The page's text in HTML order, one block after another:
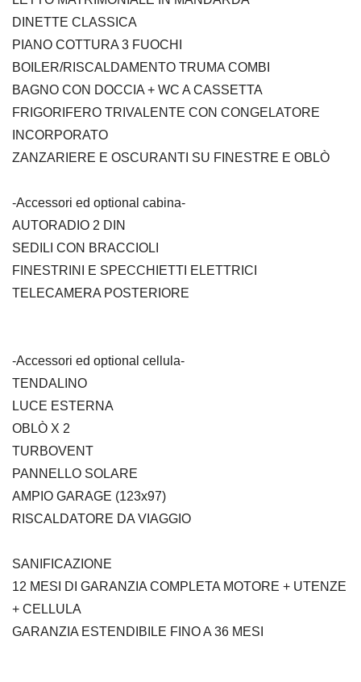
DINETTE CLASSICA
PIANO COTTURA 3 FUOCHI
BOILER/RISCALDAMENTO TRUMA COMBI
BAGNO CON DOCCIA + WC A CASSETTA
FRIGORIFERO TRIVALENTE CON CONGELATORE
INCORPORATO
ZANZARIERE E OSCURANTI SU FINESTRE E OBLÒ
-Accessori ed optional cabina-
AUTORADIO 2 DIN
SEDILI CON BRACCIOLI
FINESTRINI E SPECCHIETTI ELETTRICI
TELECAMERA POSTERIORE
-Accessori ed optional cellula-
TENDALINO
LUCE ESTERNA
OBLÒ X 2
TURBOVENT
PANNELLO SOLARE
AMPIO GARAGE (123x97)
RISCALDATORE DA VIAGGIO
SANIFICAZIONE
12 MESI DI GARANZIA COMPLETA MOTORE + UTENZE
+ CELLULA
GARANZIA ESTENDIBILE FINO A 36 MESI